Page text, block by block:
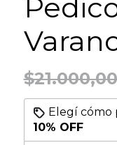
$21.000,00
Elegí cómo
10% OFF